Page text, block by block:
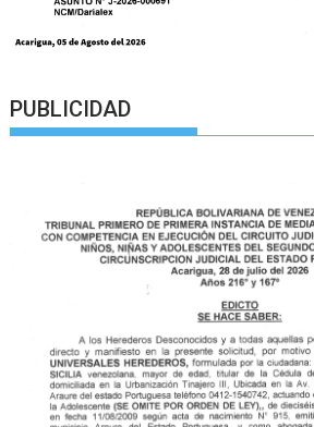
PUBLICIDAD